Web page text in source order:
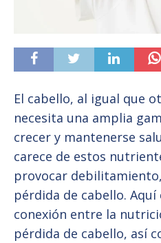
El cabello, al igual que
necesita una amplia
crecer y mantenerse
carece de estos
provocar
pérdida de cabello.
conexión entre la
pérdida de cabello, así